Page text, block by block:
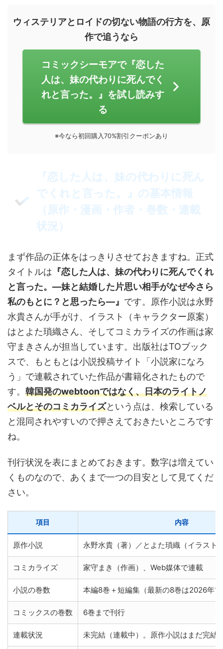
ウィステリアとロイドの切ない物語の行方を、原
作で追うなら
コミックシーモアで『恋した
人は、妹の代わりに死んでく
れと言った。』を試し読みす
る
※今なら初回購入70%割引クーポンあり
『恋した人は、妹の代わりに死ん
でくれと言った。』の基本情報
（原作・漫画・作者・巻数・連載
状況）
まず作品の正体をはっきりさせておきますね。正式
タイトルは 『恋した人は、妹の代わりに死んでくれ
と言った。―妹と結婚した片思い相手がなぜ今さら
私のもとに？と思ったら―』 です。原作小説は永野
水貴さんが手がけ、イラスト（キャラクター原案）
はとよた瑣織さん、そしてコミカライズの作画は家
守まきさんが担当しています。出版社はTOブック
スで、もともとは小説投稿サイト「小説家になろ
う」で連載されていた作品が書籍化されたもので
す。 韓国発のwebtoonではなく、日本のライトノ
ベルとそのコミカライズという点は、検索している
と混同されやすいので押さえておきたいところです
ね。
刊行状況を表にまとめておきます。数字は増えてい
くものなので、あくまで一つの目安として見てくだ
さい。
項目 内容
原作小説 永野水貴（著）／とよた瑣織（イラスト
コミカライズ 家守まき（作画）、Web媒体で連載
小説の巻数 本編8巻＋短編集（最新の8巻は2026年1
コミックスの巻数 6巻まで刊行
連載状況 未完結（連載中）。原作小説はまだ完結